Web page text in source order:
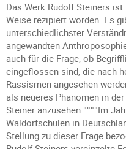
Das Werk Rudolf Steiners
Weise rezipiert worden. Es
unterschiedlichster
angewandten
auch für die Frage, ob
eingeflossen sind, die nach
Rassismen angesehen
als neueres Phänomen in
Steiner anzusehen.°°°°Im
Waldorfschulen in
Stellung zu dieser Frage